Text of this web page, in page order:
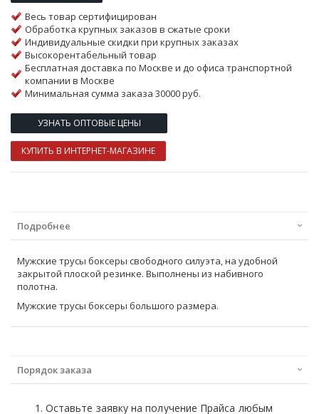
Весь товар сертифицирован
Обработка крупных заказов в сжатые сроки
Индивидуальные скидки при крупных заказах
Высокорентабельный товар
Бесплатная доставка по Москве и до офиса транспортной
компании в Москве
Минимальная сумма заказа 30000 руб.
УЗНАТЬ ОПТОВЫЕ ЦЕНЫ
КУПИТЬ В ИНТЕРНЕТ-МАГАЗИНЕ
Подробнее
Мужские трусы боксеры свободного силуэта, на удобной
закрытой плоской резинке. Выполнены из набивного
полотна.
Мужские трусы боксеры большого размера.
Порядок заказа
Оставьте заявку на получение Прайса любым